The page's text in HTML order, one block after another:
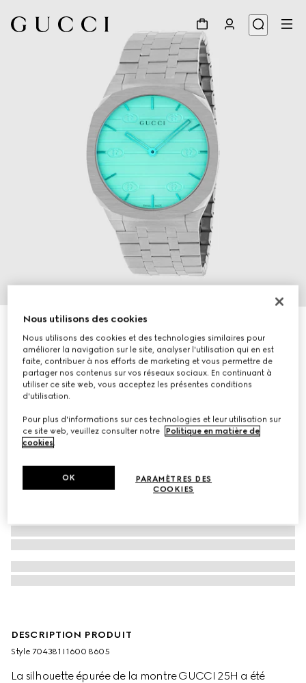
Virtual Try-On
Montre GUCCI 25H, 38 mm
€ 1.700
DESCRIPTION PRODUIT
Style ‎704381 I1600 8605
La silhouette épurée de la montre GUCCI 25H a été
Nous utilisons des cookies
Nous utilisons des cookies et des technologies similaires pour
améliorer la navigation sur le site, analyser l'utilisation qui en est
faite, contribuer à nos efforts de marketing et vous permettre de
partager nos contenus sur vos réseaux sociaux. En continuant à
utiliser ce site web, vous acceptez les présentes conditions
d'utilisation.
Pour plus d'informations sur ces technologies et leur utilisation sur
ce site web, veuillez consulter notre
Politique en matière de
cookies.
PARAMÈTRES DES
COOKIES
OK